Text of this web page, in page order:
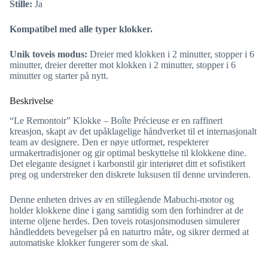
Stille: Ja
Kompatibel med alle typer klokker.
Unik toveis modus: Dreier med klokken i 2 minutter, stopper i 6
minutter, dreier deretter mot klokken i 2 minutter, stopper i 6
minutter og starter på nytt.
Beskrivelse
“Le Remontoir” Klokke – Boîte Précieuse er en raffinert
kreasjon, skapt av det upåklagelige håndverket til et internasjonalt
team av designere. Den er nøye utformet, respekterer
urmakertradisjoner og gir optimal beskyttelse til klokkene dine.
Det elegante designet i karbonstil gir interiøret ditt et sofistikert
preg og understreker den diskrete luksusen til denne urvinderen.
Denne enheten drives av en stillegående Mabuchi-motor og
holder klokkene dine i gang samtidig som den forhindrer at de
interne oljene herdes. Den toveis rotasjonsmodusen simulerer
håndleddets bevegelser på en naturtro måte, og sikrer dermed at
automatiske klokker fungerer som de skal.